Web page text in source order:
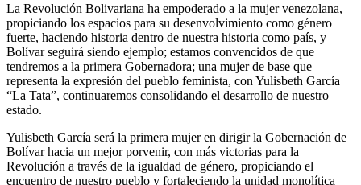
La Revolución Bolivariana ha empoderado a la mujer venezolana,
propiciando los espacios para su desenvolvimiento como género
fuerte, haciendo historia dentro de nuestra historia como país, y
Bolívar seguirá siendo ejemplo; estamos convencidos de que
tendremos a la primera Gobernadora; una mujer de base que
representa la expresión del pueblo feminista, con Yulisbeth García
“La Tata”, continuaremos consolidando el desarrollo de nuestro
estado.
Yulisbeth García será la primera mujer en dirigir la Gobernación de
Bolívar hacia un mejor porvenir, con más victorias para la
Revolución a través de la igualdad de género, propiciando el
encuentro de nuestro pueblo y fortaleciendo la unidad monolítica